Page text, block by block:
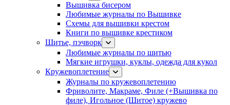
Вышивка бисером
Любимые журналы по Вышивке
Схемы для вышивки крестом
Книги по вышивке крестиком
Шитье, пэчворк
Любимые журналы по шитью
Мягкие игрушки, куклы, одежда для кукол
Кружевоплетение
Журналы по кружевоплетению
Фриволите, Макраме, Филе (+Вышивка по
филе), Игольное (Шитое) кружево